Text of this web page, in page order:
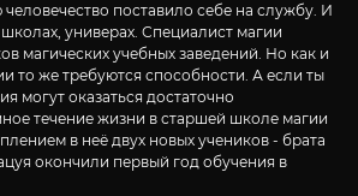
поставило себе на службу. И
универах. Специалист магии
магических учебных заведений. Но как и
то же требуются способности. А если ты
могут оказаться достаточно
течение жизни в старшей школе магии
в неё двух новых учеников - брата
окончили первый год обучения в